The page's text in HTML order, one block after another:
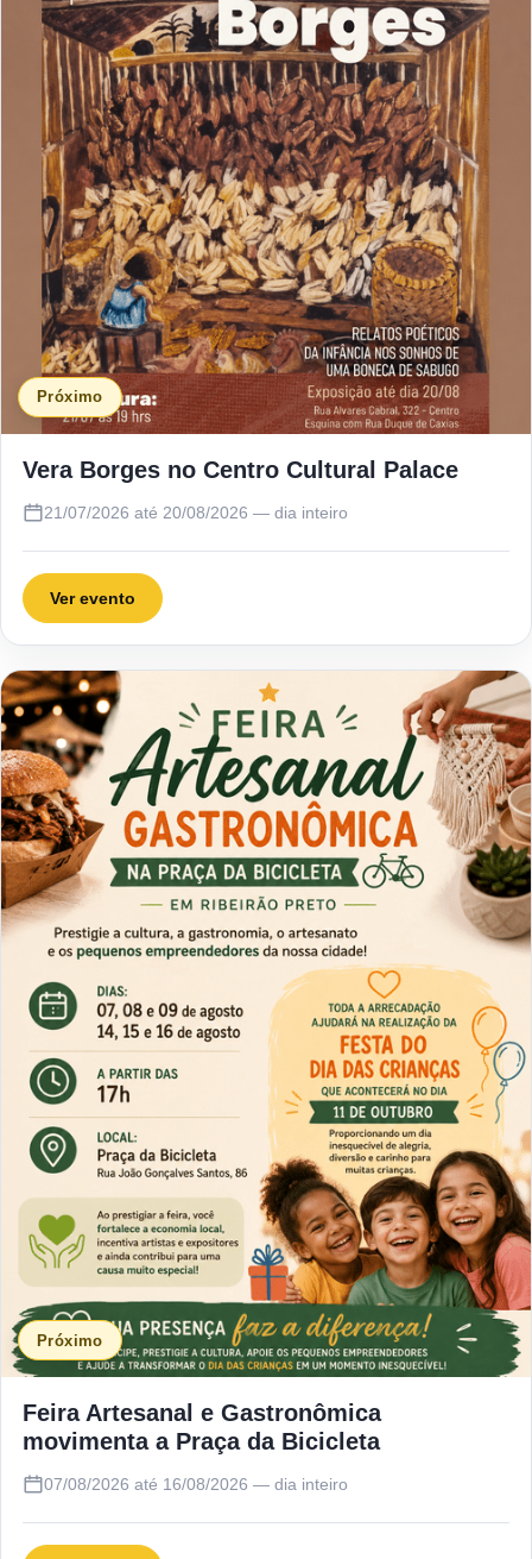
Próximo
Vera Borges no Centro Cultural Palace
21/07/2026 até 20/08/2026 — dia inteiro
Ver evento
Próximo
Feira Artesanal e Gastronômica
movimenta a Praça da Bicicleta
07/08/2026 até 16/08/2026 — dia inteiro